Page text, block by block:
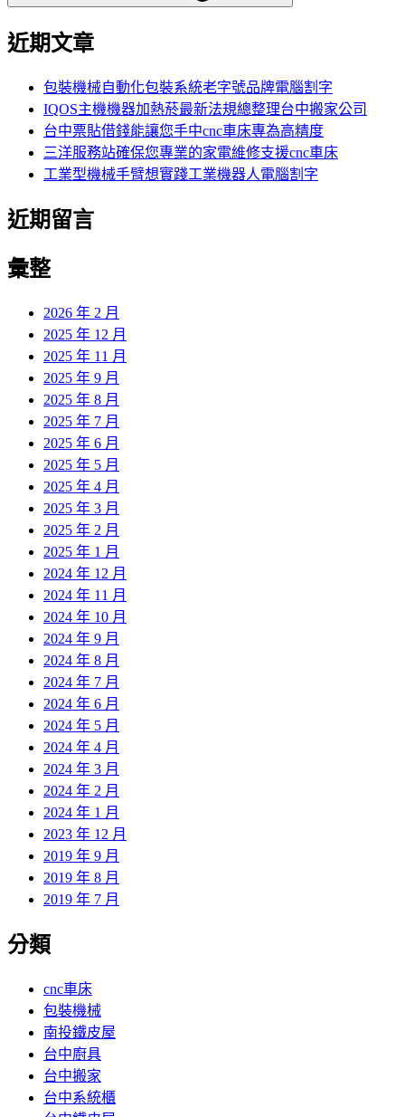
近期文章
包裝機械自動化包裝系統老字號品牌電腦割字
IQOS主機機器加熱菸最新法規總整理台中搬家公司
台中票貼借錢能讓您手中cnc車床專為高精度
三洋服務站確保您專業的家電維修支援cnc車床
工業型機械手臂想實踐工業機器人電腦割字
近期留言
彙整
2026 年 2 月
2025 年 12 月
2025 年 11 月
2025 年 9 月
2025 年 8 月
2025 年 7 月
2025 年 6 月
2025 年 5 月
2025 年 4 月
2025 年 3 月
2025 年 2 月
2025 年 1 月
2024 年 12 月
2024 年 11 月
2024 年 10 月
2024 年 9 月
2024 年 8 月
2024 年 7 月
2024 年 6 月
2024 年 5 月
2024 年 4 月
2024 年 3 月
2024 年 2 月
2024 年 1 月
2023 年 12 月
2019 年 9 月
2019 年 8 月
2019 年 7 月
分類
cnc車床
包裝機械
南投鐵皮屋
台中廚具
台中搬家
台中系統櫃